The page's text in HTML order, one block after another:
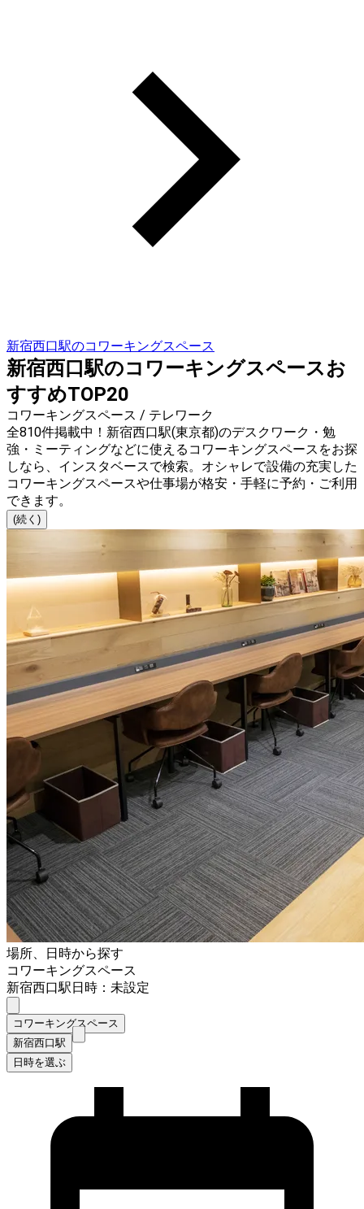
新宿西口駅のコワーキングスペース
新宿西口駅のコワーキングスペースお
すすめTOP20
コワーキングスペース / テレワーク
全810件掲載中！新宿西口駅(東京都)のデスクワーク・勉
強・ミーティングなどに使えるコワーキングスペースをお探
しなら、インスタベースで検索。オシャレで設備の充実した
コワーキングスペースや仕事場が格安・手軽に予約・ご利用
できます。
(続く)
場所、日時から探す
コワーキングスペース
新宿西口駅日時：未設定
コワーキングスペース
新宿西口駅
日時を選ぶ